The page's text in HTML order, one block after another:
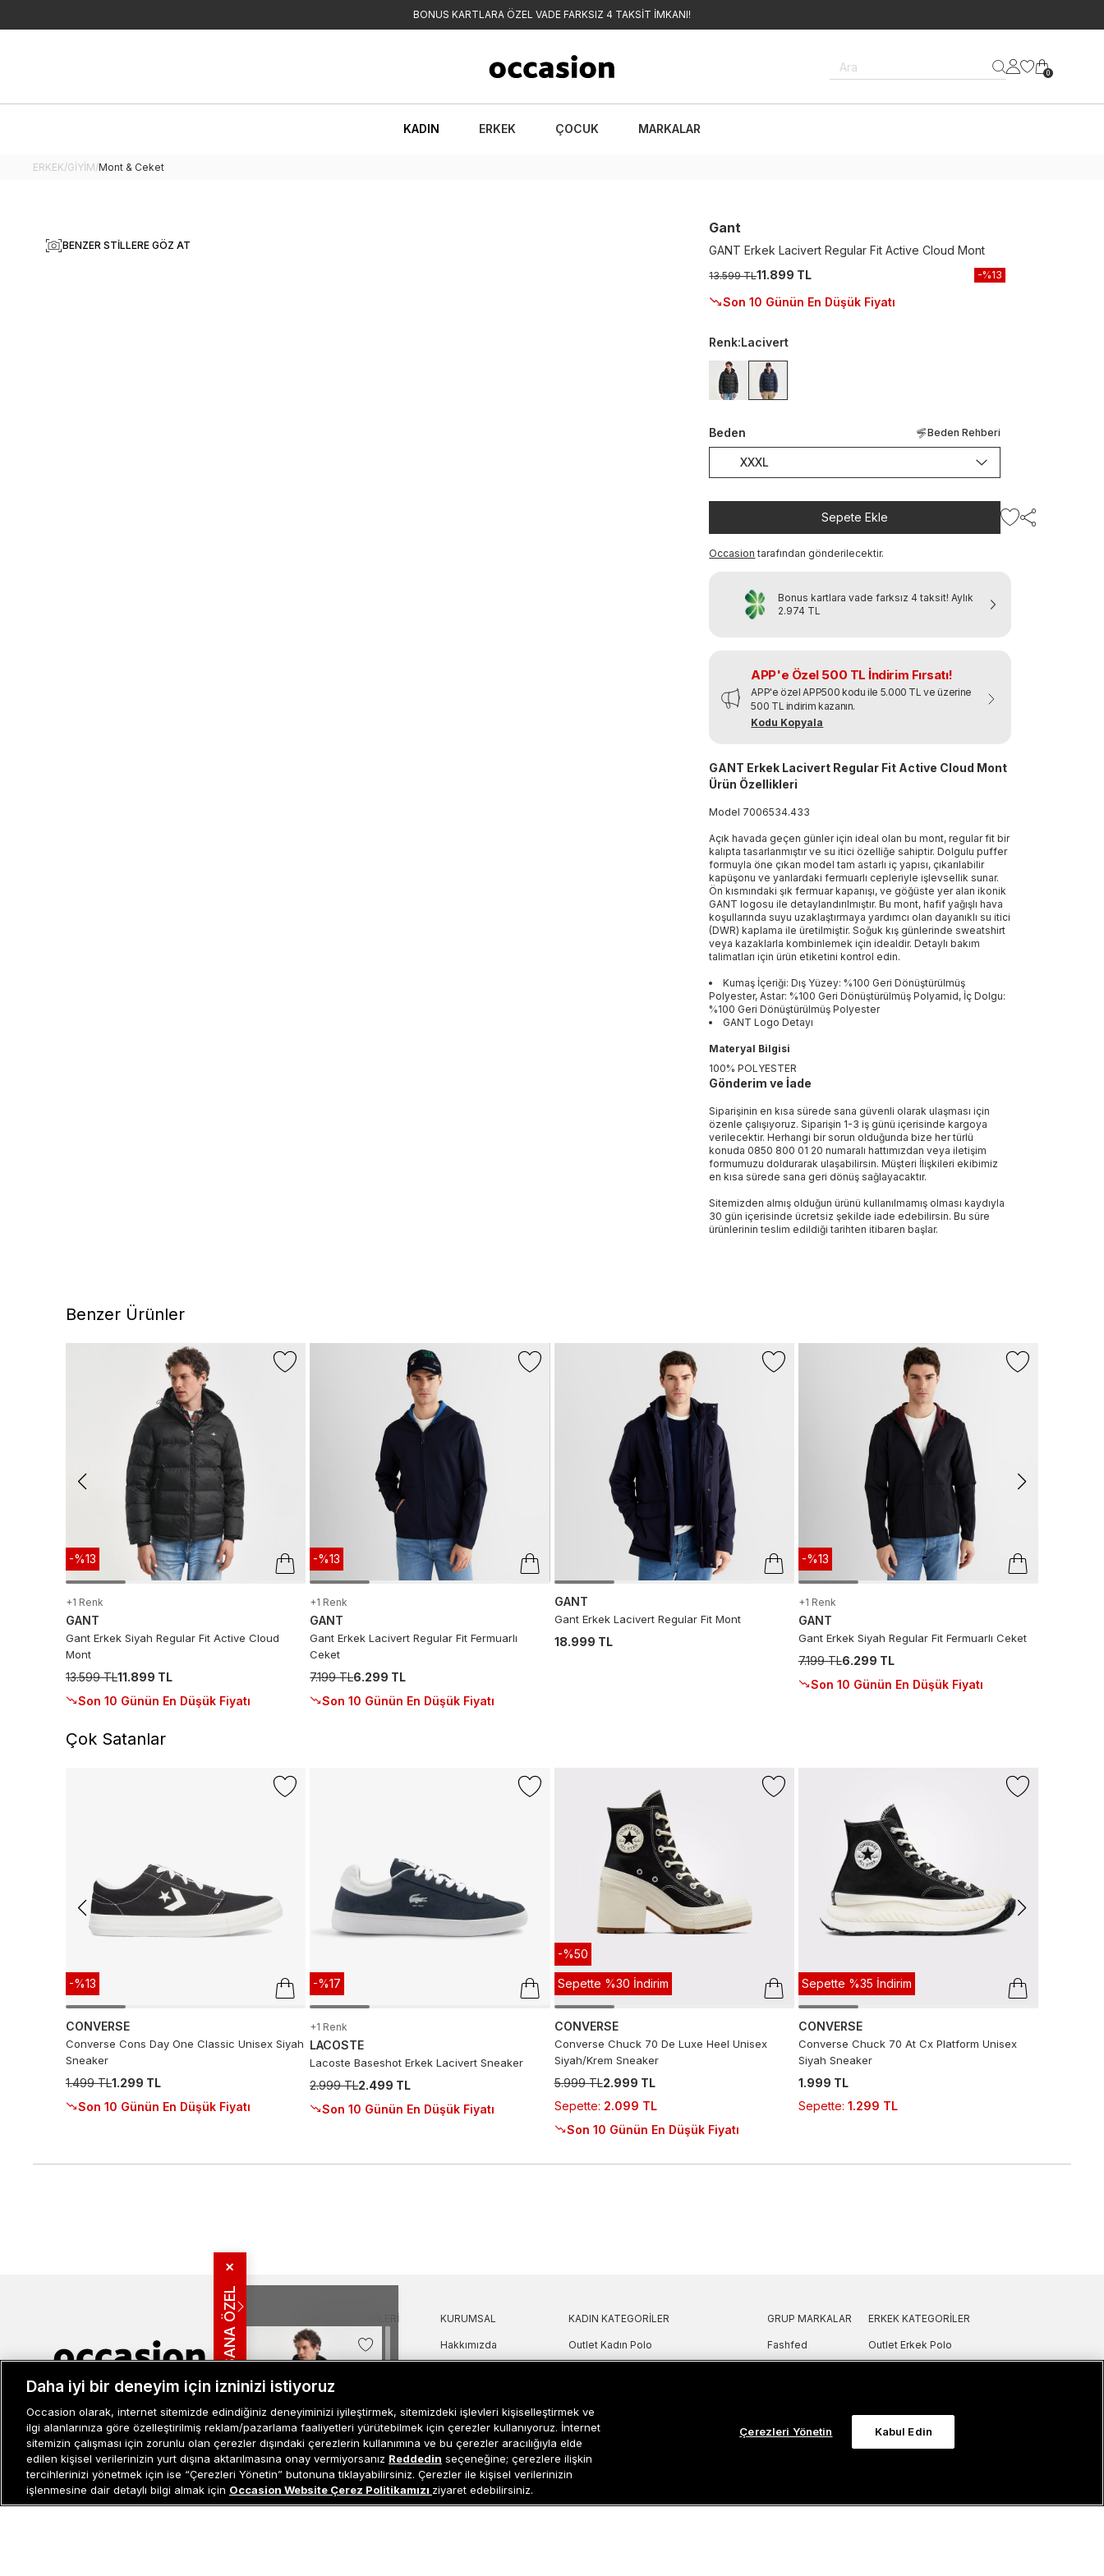
BONUS KARTLARA ÖZEL VADE FARKSIZ 4 TAKSİT İMKANI!
Ara 0
KADIN ERKEK ÇOCUK MARKALAR
ERKEK/GİYİM/Mont & Ceket
BENZER STILLERE GÖZ AT
Gant
GANT Erkek Lacivert Regular Fit Active Cloud Mont
13.599 TL11.899 TL -%13
Son 10 Günün En Düşük Fiyatı
Renk:Lacivert
Beden Beden Rehberi
XXXL
Sepete Ekle
Occasion tarafından gönderilecektir.
Bonus kartlara vade farksız 4 taksit! Aylık
2.974 TL
APP'e Özel 500 TL İndirim Fırsatı!
APP'e özel APP500 kodu ile 5.000 TL ve üzerine
500 TL indirim kazanın.
Kodu Kopyala
GANT Erkek Lacivert Regular Fit Active Cloud Mont
Ürün Özellikleri
Model 7006534.433
Açık havada geçen günler için ideal olan bu mont, regular fit bir
kalıpta tasarlanmıştır ve su itici özelliğe sahiptir. Dolgulu puffer
formuyla öne çıkan model tam astarlı iç yapısı, çıkarılabilir
kapüşonu ve yanlardaki fermuarlı cepleriyle işlevsellik sunar.
Ön kısmındaki şık fermuar kapanışı, ve göğüste yer alan ikonik
GANT logosu ile detaylandırılmıştır. Bu mont, hafif yağışlı hava
koşullarında suyu uzaklaştırmaya yardımcı olan dayanıklı su itici
(DWR) kaplama ile üretilmiştir. Soğuk kış günlerinde sweatshirt
veya kazaklarla kombinlemek için idealdir. Detaylı bakım
talimatları için ürün etiketini kontrol edin.
Kumaş İçeriği: Dış Yüzey: %100 Geri Dönüştürülmüş
Polyester, Astar: %100 Geri Dönüştürülmüş Polyamid, İç Dolgu:
%100 Geri Dönüştürülmüş Polyester
GANT Logo Detayı
Materyal Bilgisi
100% POLYESTER
Gönderim ve İade
Siparişinin en kısa sürede sana güvenli olarak ulaşması için
özenle çalışıyoruz. Siparişin 1-3 iş günü içerisinde kargoya
verilecektir. Herhangi bir sorun olduğunda bize her türlü
konuda 0850 800 01 20 numaralı hattımızdan veya iletişim
formumuzu doldurarak ulaşabilirsin. Müşteri İlişkileri ekibimiz
en kısa sürede sana geri dönüş sağlayacaktır.
Sitemizden almış olduğun ürünü kullanılmamış olması kaydıyla
30 gün içerisinde ücretsiz şekilde iade edebilirsin. Bu süre
ürünlerinin teslim edildiği tarihten itibaren başlar.
Benzer Ürünler
-%13
+1 Renk
GANT
Gant Erkek Siyah Regular Fit Active Cloud
Mont
13.599 TL11.899 TL
Son 10 Günün En Düşük Fiyatı
-%13
+1 Renk
GANT
Gant Erkek Lacivert Regular Fit Fermuarlı
Ceket
7.199 TL6.299 TL
Son 10 Günün En Düşük Fiyatı
GANT
Gant Erkek Lacivert Regular Fit Mont
18.999 TL
-%13
+1 Renk
GANT
Gant Erkek Siyah Regular Fit Fermuarlı Ceket
7.199 TL6.299 TL
Son 10 Günün En Düşük Fiyatı
Çok Satanlar
-%13
CONVERSE
Converse Cons Day One Classic Unisex Siyah
Sneaker
1.499 TL1.299 TL
Son 10 Günün En Düşük Fiyatı
-%17
+1 Renk
LACOSTE
Lacoste Baseshot Erkek Lacivert Sneaker
2.999 TL2.499 TL
Son 10 Günün En Düşük Fiyatı
-%50
Sepette %30 İndirim
CONVERSE
Converse Chuck 70 De Luxe Heel Unisex
Siyah/Krem Sneaker
5.999 TL2.999 TL
Sepette: 2.099 TL
Son 10 Günün En Düşük Fiyatı
Sepette %35 İndirim
CONVERSE
Converse Chuck 70 At Cx Platform Unisex
Siyah Sneaker
1.999 TL
Sepette: 1.299 TL
Müşteri İlişkileri0 850 800 01 20
MÜŞTERI İLIŞKILERI
Bize Ulaşın
Sıkça Sorulan Sorular
İade ve İptal Politikası
Kullanım Şartları
Aydınlatma Metni
Site Haritası
Misafir Üye Sipariş Takip
İşlem Rehberi
KURUMSAL
Hakkımızda
Mağazalarımız
Çerez Ayarları
KADIN KATEGORILER
Outlet Kadın Polo
Outlet Kadın T-Shirt & Bluz
Outlet Kadın Elbise
Outlet Kadın Yelek
Outlet Kadın Mont & Ceket
Outlet Kadın Çanta & Cüzdan
GRUP MARKALAR
Fashfed
Lacoste
Sanal Çadır
ERKEK KATEGORILER
Outlet Erkek Polo
Outlet Erkek T-Shirt
Outlet Erkek Terlik & Sandalet
Daha iyi bir deneyim için izninizi istiyoruz
Occasion olarak, internet sitemizde edindiğiniz deneyiminizi iyileştirmek, sitemizdeki işlevleri kişiselleştirmek ve
ilgi alanlarınıza göre özelleştirilmiş reklam/pazarlama faaliyetleri yürütebilmek için çerezler kullanıyoruz. İnternet
sitemizin çalışması için zorunlu olan çerezler dışındaki çerezlerin kullanımına ve bu çerezler aracılığıyla elde
edilen kişisel verilerinizin yurt dışına aktarılmasına onay vermiyorsanız Reddedin seçeneğine; çerezlere ilişkin
tercihlerinizi yönetmek için ise “Çerezleri Yönetin” butonuna tıklayabilirsiniz. Çerezler ile kişisel verilerinizin
işlenmesine dair detaylı bilgi almak için Occasion Website Çerez Politikamızı ziyaret edebilirsiniz.
Çerezleri Yönetin Kabul Edin
SANA ÖZEL
✕
-%13
Gant Erkek Siyah Regular Fit